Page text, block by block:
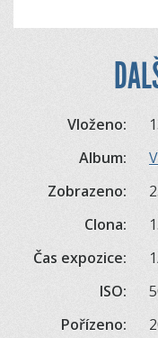
Vloženo:
Album:
Zobrazeno:
Clona:
Čas expozice:
ISO:
Pořízeno: